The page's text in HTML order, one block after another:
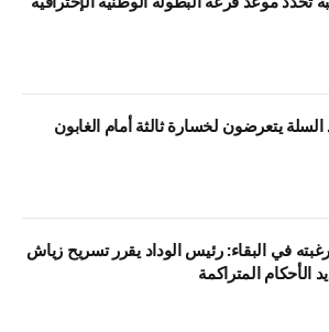
يتعرضون لخسارة ثالثة أمام الغابون
في البقاء: رئيس الوداد يقرر تسريح زياش
الأحكام المتراكمة